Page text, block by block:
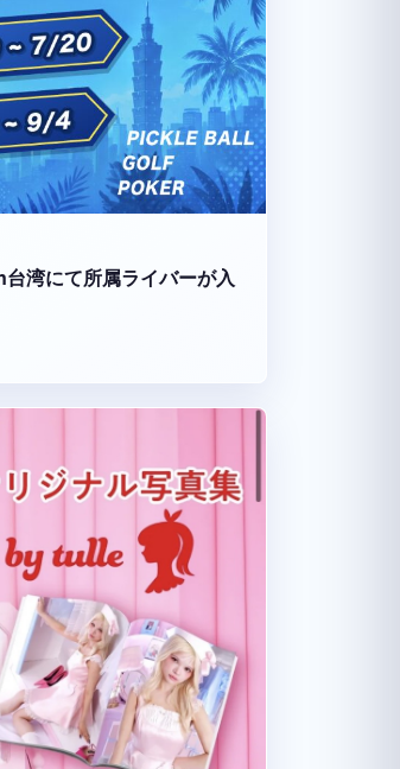
湾にて所属ライバーが入